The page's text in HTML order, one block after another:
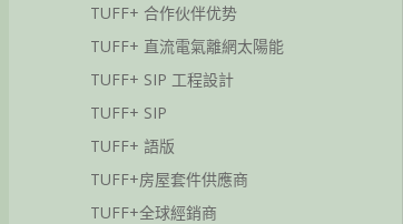
TUFF+ 合作伙伴优势
TUFF+ 直流電氣離網太陽能
TUFF+ SIP 工程設計
TUFF+ SIP
TUFF+ 語版
TUFF+房屋套件供應商
TUFF+全球經銷商